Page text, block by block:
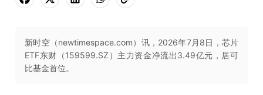
新时空（newtimespace.com）讯，2026年7月8日，芯片
ETF东财（159599.SZ）主力资金净流出3.49亿元，居可
比基金首位。